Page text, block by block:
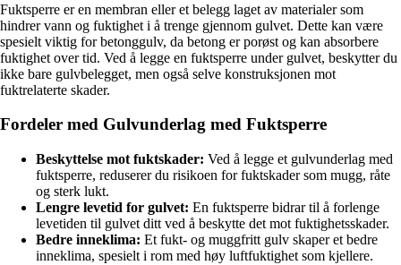
Fuktsperre er en membran eller et belegg laget av materialer som
hindrer vann og fuktighet i å trenge gjennom gulvet. Dette kan være
spesielt viktig for betonggulv, da betong er porøst og kan absorbere
fuktighet over tid. Ved å legge en fuktsperre under gulvet, beskytter du
ikke bare gulvbelegget, men også selve konstruksjonen mot
fuktrelaterte skader.
Fordeler med Gulvunderlag med Fuktsperre
Beskyttelse mot fuktskader: Ved å legge et gulvunderlag med
fuktsperre, reduserer du risikoen for fuktskader som mugg, råte
og sterk lukt.
Lengre levetid for gulvet: En fuktsperre bidrar til å forlenge
levetiden til gulvet ditt ved å beskytte det mot fuktighetsskader.
Bedre inneklima: Et fukt- og muggfritt gulv skaper et bedre
inneklima, spesielt i rom med høy luftfuktighet som kjellere.